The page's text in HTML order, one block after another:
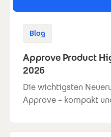
Blog
Approve Product
2026
Die wichtigsten
Approve – kompakt